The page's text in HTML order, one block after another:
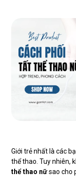
Giới trẻ nhất là các
thể thao. Tuy nhiên,
thể thao nữsao cho